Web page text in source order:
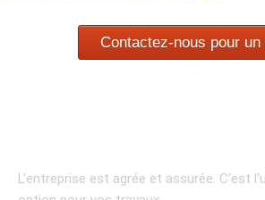
Contactez-nous pour un
L’entreprise est agrée et assurée. C’est